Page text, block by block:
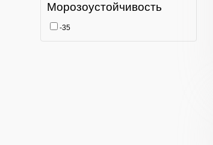
Морозоустойчивость
-35